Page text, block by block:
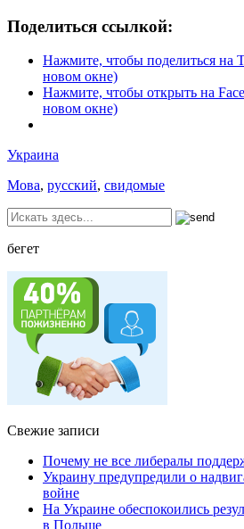
Поделиться ссылкой:
Нажмите, чтобы поделиться на
новом окне)
Нажмите, чтобы открыть на
новом окне)
Украина
Мова, русский, свидомые
бегет
Свежие записи
Почему не все либералы
Украину предупредили о
войне
На Украине обеспокоились
в Польше